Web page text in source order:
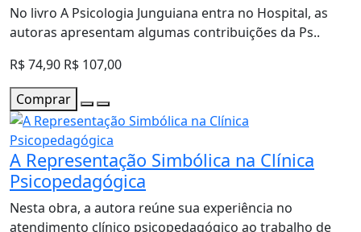
No livro A Psicologia Junguiana entra no Hospital, as
autoras apresentam algumas contribuições da Ps..
R$ 74,90 R$ 107,00
Comprar
A Representação Simbólica na Clínica
Psicopedagógica
Nesta obra, a autora reúne sua experiência no
atendimento clínico psicopedagógico ao trabalho de